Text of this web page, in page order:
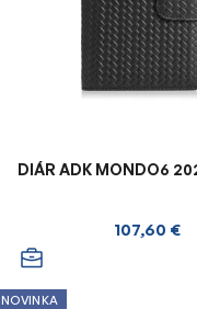
DIÁR ADK MONDO6
107,60 €
NOVINKA